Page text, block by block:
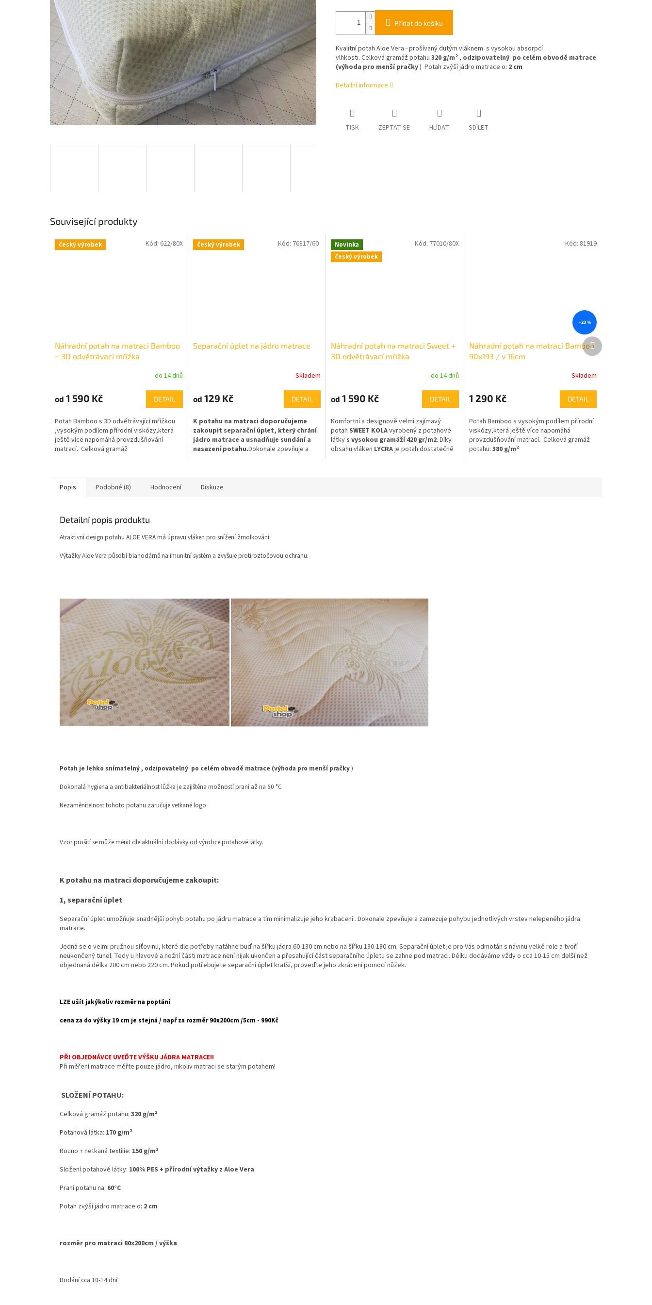
Přidat do košíku
Kvalitní potah Aloe Vera - prošívaný dutým vláknem s vysokou absorpcí
vlhkosti. Celková gramáž potahu 320 g/m2 , odzipovatelný po celém obvodě matrace
(výhoda pro menší pračky) Potah zvýší jádro matrace o: 2 cm
Detailní informace
TISK ZEPTAT SE HLÍDAT SDÍLET
Související produkty
český výrobek
Náhradní potah na matraci Bamboo
+ 3D odvětrávací mřížka
produktu
je
z
5
hvězdiček.
do 14 dnů
od 1 590 Kč DETAIL
Potah Bamboo s 3D odvětrávající mřížkou
,vysokým podílem přírodní viskózy,která
ještě více napomáhá provzdušňování
matrací. Celková gramáž
Kód: 622/80X český výrobek
Separační úplet na jádro matrace
Skladem
od 129 Kč DETAIL
K potahu na matraci doporučujeme
zakoupit separační úplet, který chrání
jádro matrace a usnadňuje sundání a
nasazení potahu.Dokonale zpevňuje a
potřeby natáhne buď na šířku jádra 60-
Kód: 76817/60-
Novinka
český výrobek
Náhradní potah na matraci Sweet +
3D odvětrávací mřížka
do 14 dnů
od 1 590 Kč DETAIL
Komfortní a designově velmi zajímavý
potah SWEET KOLAvyrobený z potahové
látky s vysokou gramáží 420 gr/m2. Díky
obsahu vláken LYCRAje potah dostatečně
Kód: 77010/80X
–23 %
Náhradní potah na matraci Bamboo
90x193 / v 16cm
Skladem
1 290 Kč DETAIL
Potah Bamboo s vysokým podílem přírodní
viskózy,která ještě více napomáhá
provzdušňování matrací. Celková gramáž
potahu: 380 g/m²
Kód: 81919
Další
produkt
Popis Podobné (8) Hodnocení Diskuze
Detailní popis produktu
Atraktivní design potahu ALOE VERAmá úpravu vláken pro snížení žmolkování
Výtažky Aloe Vera působí blahodárně na imunitní systém a zvyšuje protiroztočovou ochranu.
Potah je lehko snímatelný , odzipovatelný po celém obvodě matrace (výhoda pro menší pračky)
Dokonalá hygiena a antibakteriálnost lůžka je zajištěna možností praní až na 60 °C
Nezaměnitelnost tohoto potahu zaručuje vetkané logo.
Vzor prošití se může měnit dle aktuální dodávky od výrobce potahové látky.
K potahu na matraci doporučujeme zakoupit:
1, separační úplet
Separační úplet umožňuje snadnější pohyb potahu po jádru matrace a tím minimalizuje jeho krabacení . Dokonale zpevňuje a zamezuje pohybu jednotlivých vrstev nelepeného jádra
matrace.
Jedná se o velmi pružnou síťovinu, které dle potřeby natáhne buď na šířku jádra 60-130 cm nebo na šířku 130-180 cm. Separační úplet je pro Vás odmotán s návinu velké role a tvoří
neukončený tunel. Tedy u hlavové a nožní části matrace není nijak ukončen a přesahující část separačního úpletu se zahne pod matraci. Délku dodáváme vždy o cca 10-15 cm delší než
objednaná délka 200 cm nebo 220 cm. Pokud potřebujete separační úplet kratší, proveďte jeho zkrácení pomocí nůžek.
LZE ušít jakýkoliv rozměr na poptání
cena za do výšky 19 cm je stejná / např za rozměr 90x200cm /5cm - 990Kč
PŘI OBJEDNÁVCE UVEĎTE VÝŠKU JÁDRA MATRACE!!
Při měření matrace měřte pouze jádro, nikoliv matraci se starým potahem!
SLOŽENÍ POTAHU:
Celková gramáž potahu: 320 g/m²
Potahová látka: 170 g/m²
Rouno + netkaná textilie: 150 g/m²
Složení potahové látky: 100% PES + přírodní výtažky z Aloe Vera
Praní potahu na: 60°C
Potah zvýší jádro matrace o: 2 cm
rozměr pro matraci 80x200cm / výška
Dodání cca 10-14 dní